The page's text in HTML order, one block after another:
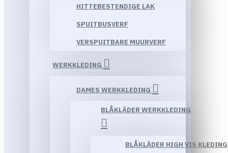
HITTEBESTENDIGE LAK
SPUITBUSVERF
VERSPUITBARE MUURVERF
WERKKLEDING
DAMES WERKKLEDING
BLÅKLÄDER WERKKLEDING
BLÅKLÄDER HIGH VIS KLEDING